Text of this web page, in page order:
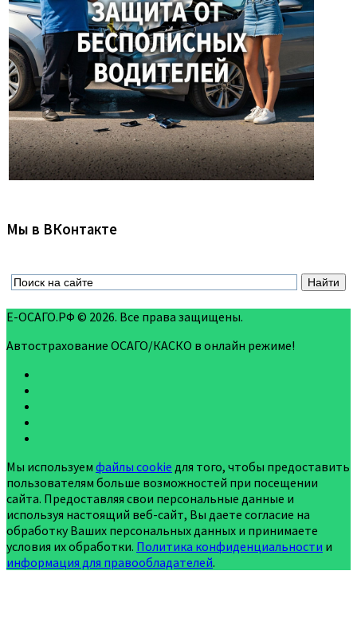
Мы в ВКонтакте
Е-ОСАГО.РФ © 2026. Все права защищены.
Автострахование ОСАГО/КАСКО в онлайн режиме!
Мы используем файлы cookie для того, чтобы предоставить
пользователям больше возможностей при посещении
сайта. Предоставляя свои персональные данные и
используя настоящий веб-сайт, Вы даете согласие на
обработку Ваших персональных данных и принимаете
условия их обработки. Политика конфиденциальности и
информация для правообладателей.